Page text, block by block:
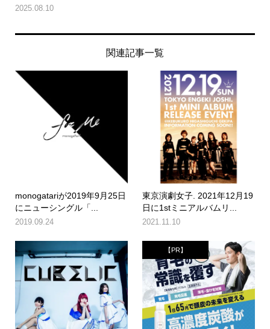
2025.08.10
関連記事一覧
monogatariが2019年9月25日
にニューシングル「...
2019.09.24
東京演劇女子. 2021年12月19
日に1stミニアルバムリ...
2021.11.10
【PR】